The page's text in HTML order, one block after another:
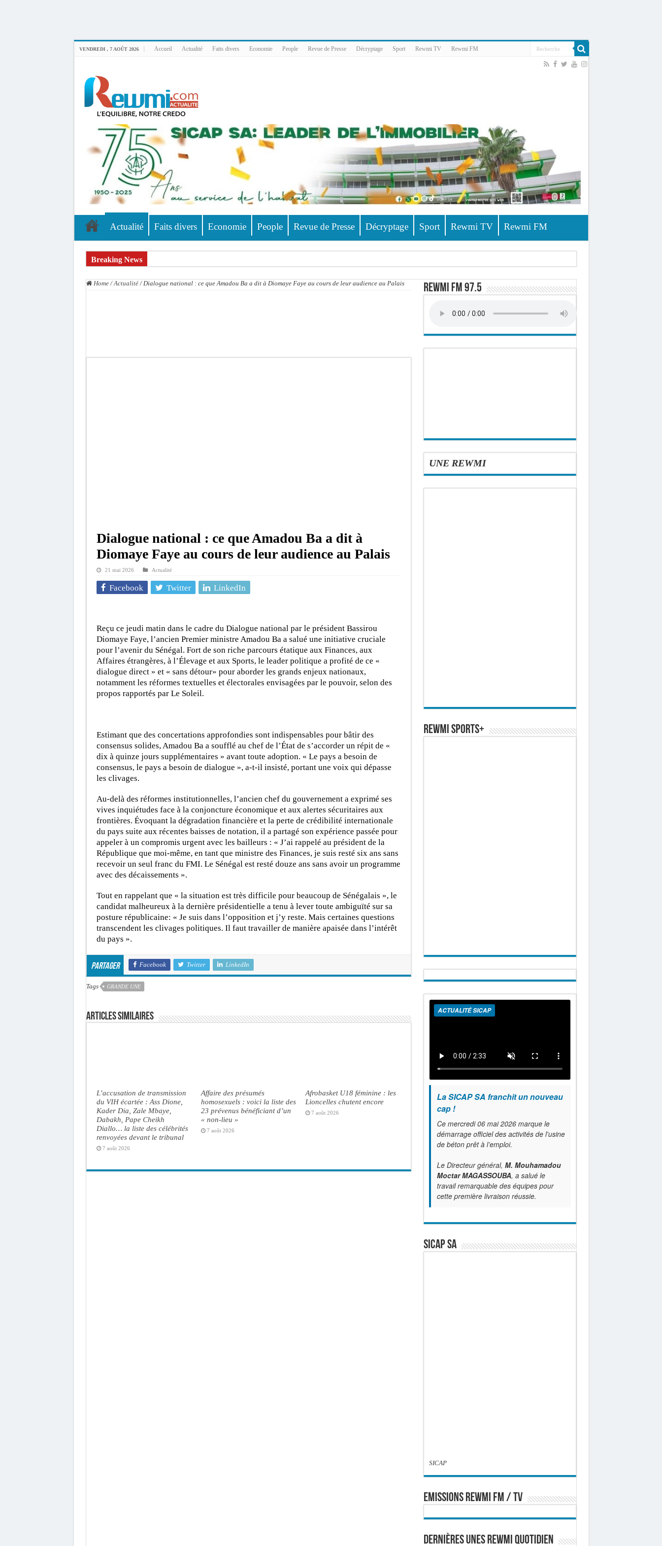
VENDREDI , 7 AOÛT 2026 Accueil Actualité Faits divers Economie People Revue de Presse Décryptage Sport Rewmi TV Rewmi FM
Actualité Faits divers Economie People Revue de Presse Décryptage Sport Rewmi TV Rewmi FM
Breaking News
Home / Actualité / Dialogue national : ce que Amadou Ba a dit à Diomaye Faye au cours de leur audience au Palais
Dialogue national : ce que Amadou Ba a dit à
Diomaye Faye au cours de leur audience au Palais
21 mai 2026 Actualité
Facebook Twitter LinkedIn
Reçu ce jeudi matin dans le cadre du Dialogue national par le président Bassirou
Diomaye Faye, l’ancien Premier ministre Amadou Ba a salué une initiative cruciale
pour l’avenir du Sénégal. Fort de son riche parcours étatique aux Finances, aux
Affaires étrangères, à l’Élevage et aux Sports, le leader politique a profité de ce «
dialogue direct » et « sans détour» pour aborder les grands enjeux nationaux,
notamment les réformes textuelles et électorales envisagées par le pouvoir, selon des
propos rapportés par Le Soleil.
Estimant que des concertations approfondies sont indispensables pour bâtir des
consensus solides, Amadou Ba a soufflé au chef de l’État de s’accorder un répit de «
dix à quinze jours supplémentaires » avant toute adoption. « Le pays a besoin de
consensus, le pays a besoin de dialogue », a-t-il insisté, portant une voix qui dépasse
les clivages.
Au-delà des réformes institutionnelles, l’ancien chef du gouvernement a exprimé ses
vives inquiétudes face à la conjoncture économique et aux alertes sécuritaires aux
frontières. Évoquant la dégradation financière et la perte de crédibilité internationale
du pays suite aux récentes baisses de notation, il a partagé son expérience passée pour
appeler à un compromis urgent avec les bailleurs : « J’ai rappelé au président de la
République que moi-même, en tant que ministre des Finances, je suis resté six ans sans
recevoir un seul franc du FMI. Le Sénégal est resté douze ans sans avoir un programme
avec des décaissements ».
Tout en rappelant que « la situation est très difficile pour beaucoup de Sénégalais », le
candidat malheureux à la dernière présidentielle a tenu à lever toute ambiguïté sur sa
posture républicaine: « Je suis dans l’opposition et j’y reste. Mais certaines questions
transcendent les clivages politiques. Il faut travailler de manière apaisée dans l’intérêt
du pays ».
Partager Facebook Twitter LinkedIn
Tags GRANDE UNE
Articles similaires
L’accusation de transmission
du VIH écartée : Ass Dione,
Kader Dia, Zale Mbaye,
Dabakh, Pape Cheikh
Diallo… la liste des célébrités
renvoyées devant le tribunal
7 août 2026
Affaire des présumés
homosexuels : voici la liste des
23 prévenus bénéficiant d’un
« non-lieu »
7 août 2026
Afrobasket U18 féminine : les
Lioncelles chutent encore
7 août 2026
Rewmi FM 97.5
UNE REWMI
REWMI SPORTS+
ACTUALITÉ SICAP
La SICAP SA franchit un nouveau
cap !
Ce mercredi 06 mai 2026 marque le
démarrage officiel des activités de l'usine
de béton prêt à l’emploi.
Le Directeur général, M. Mouhamadou
Moctar MAGASSOUBA, a salué le
travail remarquable des équipes pour
cette première livraison réussie.
SICAP SA
SICAP
EMISSIONS REWMI FM / TV
Dernières Unes Rewmi Quotidien